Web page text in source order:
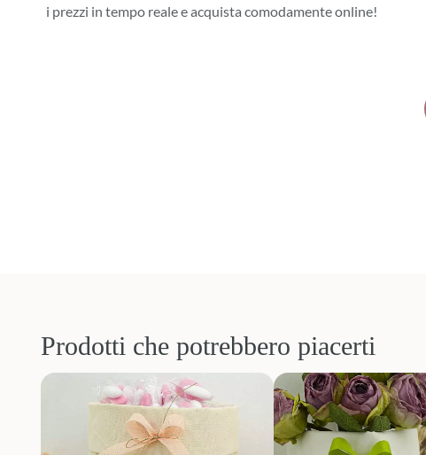
i prezzi in tempo reale e acquista comodamente online!
Prodotti che potrebbero piacerti